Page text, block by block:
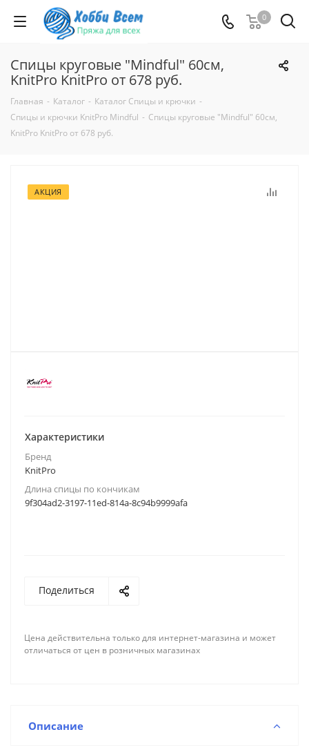
0
Спицы круговые "Mindful" 60см,
KnitPro KnitPro от 678 руб.
Главная - Каталог - Каталог Спицы и крючки -
Спицы и крючки KnitPro Mindful - Спицы круговые "Mindful" 60см,
KnitPro KnitPro от 678 руб.
АКЦИЯ
Характеристики
Бренд
KnitPro
Длина спицы по кончикам
9f304ad2-3197-11ed-814a-8c94b9999afa
Поделиться
Цена действительна только для интернет-магазина и может
отличаться от цен в розничных магазинах
Описание